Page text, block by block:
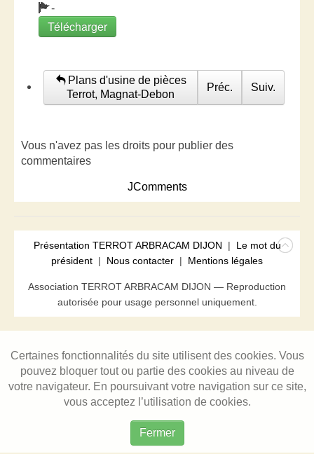
-
Télécharger
Plans d'usine de pièces
Terrot, Magnat-Debon
Préc. Suiv.
Vous n'avez pas les droits pour publier des
commentaires
JComments
Présentation TERROT ARBRACAM DIJON | Le mot du
président | Nous contacter | Mentions légales
Association TERROT ARBRACAM DIJON — Reproduction
autorisée pour usage personnel uniquement.
Certaines fonctionnalités du site utilisent des cookies. Vous
pouvez bloquer tout ou partie des cookies au niveau de
votre navigateur. En poursuivant votre navigation sur ce site,
vous acceptez l’utilisation de cookies.
Fermer